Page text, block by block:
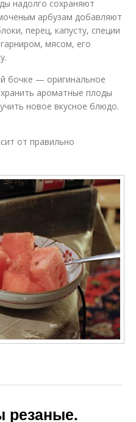
надолго сохраняют
арбузам добавляют
перец, капусту, специи
мясом, его
бочке — оригинальное
ароматные плоды
новое вкусное блюдо.
от правильно
резаные.